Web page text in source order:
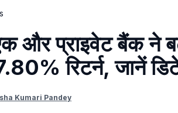
और प्राइवेट बैंक ने
रिटर्न, जानें
Kumari Pandey